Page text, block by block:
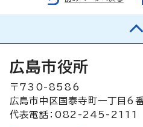
広島市役所
〒730-8586
広島市中区国泰寺町一丁目6
代表電話：082-245-2111